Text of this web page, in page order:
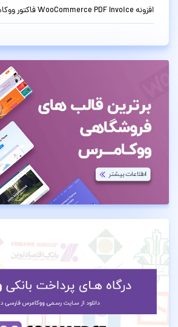
افزونه WooCommerce PDF Invoice فاکتور ووکامرس نسخه 5.1.2